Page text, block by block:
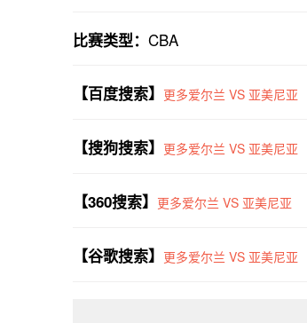
比赛类型： CBA
【百度搜索】 更多爱尔兰 VS 亚美尼亚
【搜狗搜索】 更多爱尔兰 VS 亚美尼亚
【360搜索】 更多爱尔兰 VS 亚美尼亚
【谷歌搜索】 更多爱尔兰 VS 亚美尼亚